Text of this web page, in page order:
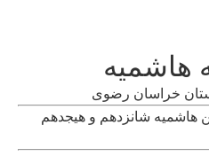
هاشمیه
هاشمیه شانزدهم و هیجدهم